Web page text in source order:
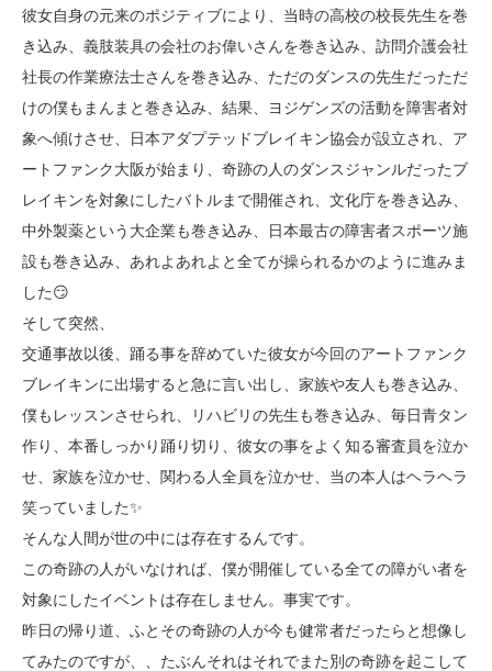
彼女自身の元来のポジティブにより、当時の高校の校長先生を巻
き込み、義肢装具の会社のお偉いさんを巻き込み、訪問介護会社
社長の作業療法士さんを巻き込み、ただのダンスの先生だっただ
けの僕もまんまと巻き込み、結果、ヨジゲンズの活動を障害者対
象へ傾けさせ、日本アダプテッドブレイキン協会が設立され、ア
ートファンク大阪が始まり、奇跡の人のダンスジャンルだったブ
レイキンを対象にしたバトルまで開催され、文化庁を巻き込み、
中外製薬という大企業も巻き込み、日本最古の障害者スポーツ施
設も巻き込み、あれよあれよと全てが操られるかのように進みま
した😏
そして突然、
交通事故以後、踊る事を辞めていた彼女が今回のアートファンク
ブレイキンに出場すると急に言い出し、家族や友人も巻き込み、
僕もレッスンさせられ、リハビリの先生も巻き込み、毎日青タン
作り、本番しっかり踊り切り、彼女の事をよく知る審査員を泣か
せ、家族を泣かせ、関わる人全員を泣かせ、当の本人はヘラヘラ
笑っていました✨
そんな人間が世の中には存在するんです。
この奇跡の人がいなければ、僕が開催している全ての障がい者を
対象にしたイベントは存在しません。事実です。
昨日の帰り道、ふとその奇跡の人が今も健常者だったらと想像し
てみたのですが、、たぶんそれはそれでまた別の奇跡を起こして